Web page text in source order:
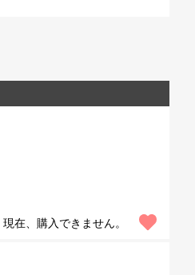
現在、購入できません。